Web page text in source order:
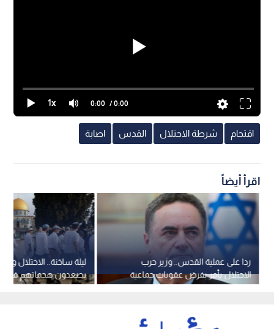
1x 0:00 / 0:00
اقتحام شرطة الاحتلال القدس اصابة
اقرأ أيضاً
ليلة ساخنة.. الاحتلال
يصعدون هجماتهم في
والقدس والمقاومة
ردا على عملية القدس.. وزير حرب
الاحتلال يأمر بفرض عقوبات جماعية
على قرى المنفذين